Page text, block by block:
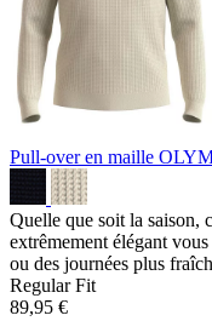
Pull-over en maille
Quelle que soit la
extrêmement élégant
ou des journées plus
Regular Fit
89,95 €